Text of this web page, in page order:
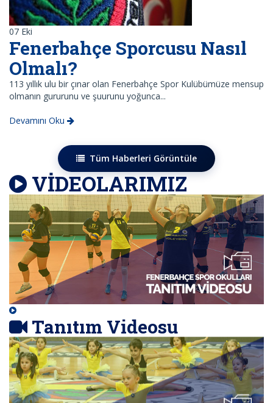
07 Eki
Fenerbahçe Sporcusu Nasıl
Olmalı?
113 yıllık ulu bir çınar olan Fenerbahçe Spor Kulübümüze mensup
olmanın gururunu ve şuurunu yoğunca...
Devamını Oku
Tüm Haberleri Görüntüle
VİDEOLARIMIZ
Tanıtım Videosu